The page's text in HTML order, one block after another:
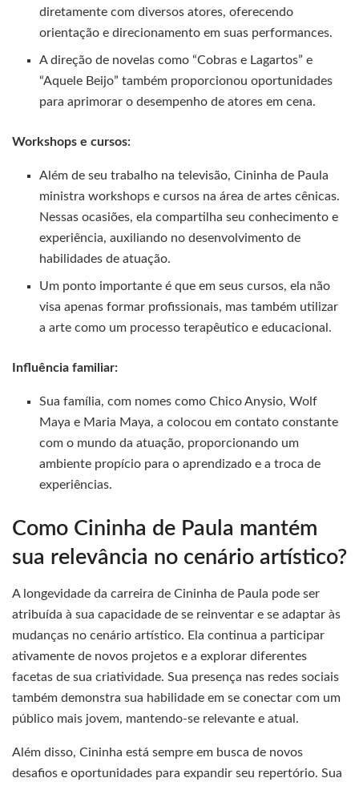
diretamente com diversos atores, oferecendo
orientação e direcionamento em suas performances.
A direção de novelas como “Cobras e Lagartos” e
“Aquele Beijo” também proporcionou oportunidades
para aprimorar o desempenho de atores em cena.
Workshops e cursos:
Além de seu trabalho na televisão, Cininha de Paula
ministra workshops e cursos na área de artes cênicas.
Nessas ocasiões, ela compartilha seu conhecimento e
experiência, auxiliando no desenvolvimento de
habilidades de atuação.
Um ponto importante é que em seus cursos, ela não
visa apenas formar profissionais, mas também utilizar
a arte como um processo terapêutico e educacional.
Influência familiar:
Sua família, com nomes como Chico Anysio, Wolf
Maya e Maria Maya, a colocou em contato constante
com o mundo da atuação, proporcionando um
ambiente propício para o aprendizado e a troca de
experiências.
Como Cininha de Paula mantém
sua relevância no cenário artístico?
A longevidade da carreira de Cininha de Paula pode ser
atribuída à sua capacidade de se reinventar e se adaptar às
mudanças no cenário artístico. Ela continua a participar
ativamente de novos projetos e a explorar diferentes
facetas de sua criatividade. Sua presença nas redes sociais
também demonstra sua habilidade em se conectar com um
público mais jovem, mantendo-se relevante e atual.
Além disso, Cininha está sempre em busca de novos
desafios e oportunidades para expandir seu repertório. Sua